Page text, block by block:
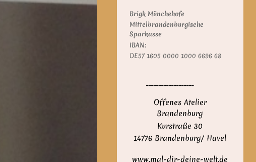
Brigk Münchehofe
Mittelbrandenburgische
Sparkasse
IBAN:
DE57 1605 0000 1000 6696 68
Offenes Atelier
Brandenburg
Kurstraße 30
14776 Brandenburg/ Havel
www.mal-dir-deine-welt.de